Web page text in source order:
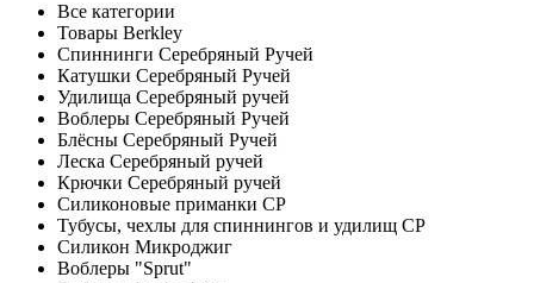
Все категории
Товары Berkley
Спиннинги Серебряный Ручей
Катушки Серебряный Ручей
Удилища Серебряный ручей
Воблеры Серебряный Ручей
Блёсны Серебряный Ручей
Леска Серебряный ручей
Крючки Серебряный ручей
Силиконовые приманки СР
Тубусы, чехлы для спиннингов и удилищ СР
Силикон Микроджиг
Воблеры "Sprut"